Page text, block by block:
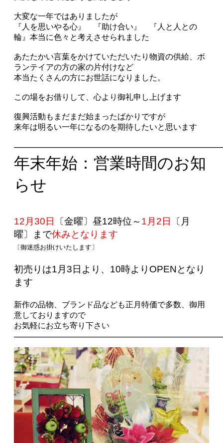
大変な一年ではありましたが
『人を思いやる心』 『助け合い』 『人と人との
輪』本当に色々と考えさせられました
あたたかい言葉をかけていただいたり物資の供給、ボ
ランテイアの方の家の片付けなど
本当たくさんの方にお世話になりました。
この場をお借りして、心より御礼申し上げます
復興活動もまだまだ始まったばかりですが
来年は明るい一年になるのを期待したいと思います
年末年始：営業時間のお知
らせ
12月30日 〔金曜〕昼12時位～ 1月2日
〔月
曜〕まで休みとなります
〔御迷惑お掛けいたします〕
初売りは1月3日より、10時よりOPENとなり
ます
新作の品物、ブランド品なども正月特価で多数、御用
意しておりますので
お気軽にお立ち寄り下さい